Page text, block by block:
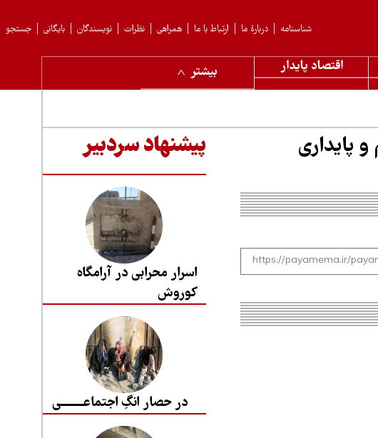
جستجو بایگانی نویسندگان نظرات همراهی ارتباط با ما دربارهٔ ما شناسنامه
اقتصاد پایدار
بیشتر
پایداری
پیشنهاد سردبیر
اسرار محرابی در آرامگاه
کوروش
در حصار انگِ اجتماعــــــــی